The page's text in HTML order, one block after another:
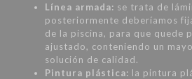
Línea armada: se trata de
posteriormente deberíamos
de la piscina, para que quede
ajustado, conteniendo un
solución de calidad.
Pintura plástica: la pintura